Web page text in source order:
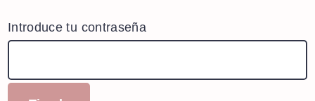
Introduce tu contraseña